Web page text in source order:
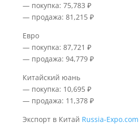
— покупка: 75,783 ₽
— продажа: 81,215 ₽
Евро
— покупка: 87,721 ₽
— продажа: 94,779 ₽
Китайский юань
— покупка: 10,695 ₽
— продажа: 11,378 ₽
Экспорт в Китай Russia-Expo.com